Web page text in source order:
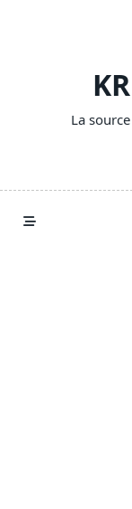
La